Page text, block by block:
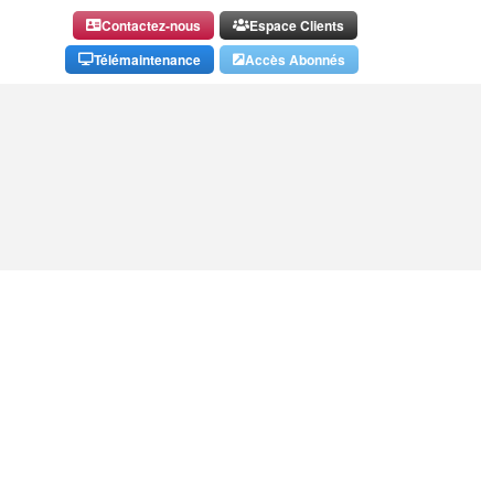
Contactez-nous
Télémaintenance
Espace Clients
Accès Abonnés